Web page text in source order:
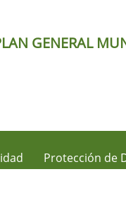
GENERAL
Protección de